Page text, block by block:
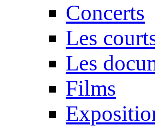
Concerts
Les
Les
Films